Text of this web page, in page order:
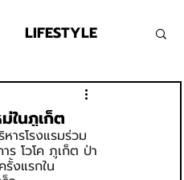
LIFESTYLE
ในภูเก็ต
ารโรงแรมร่วม
โวโค ภูเก็ต ป่า
งแรกใน